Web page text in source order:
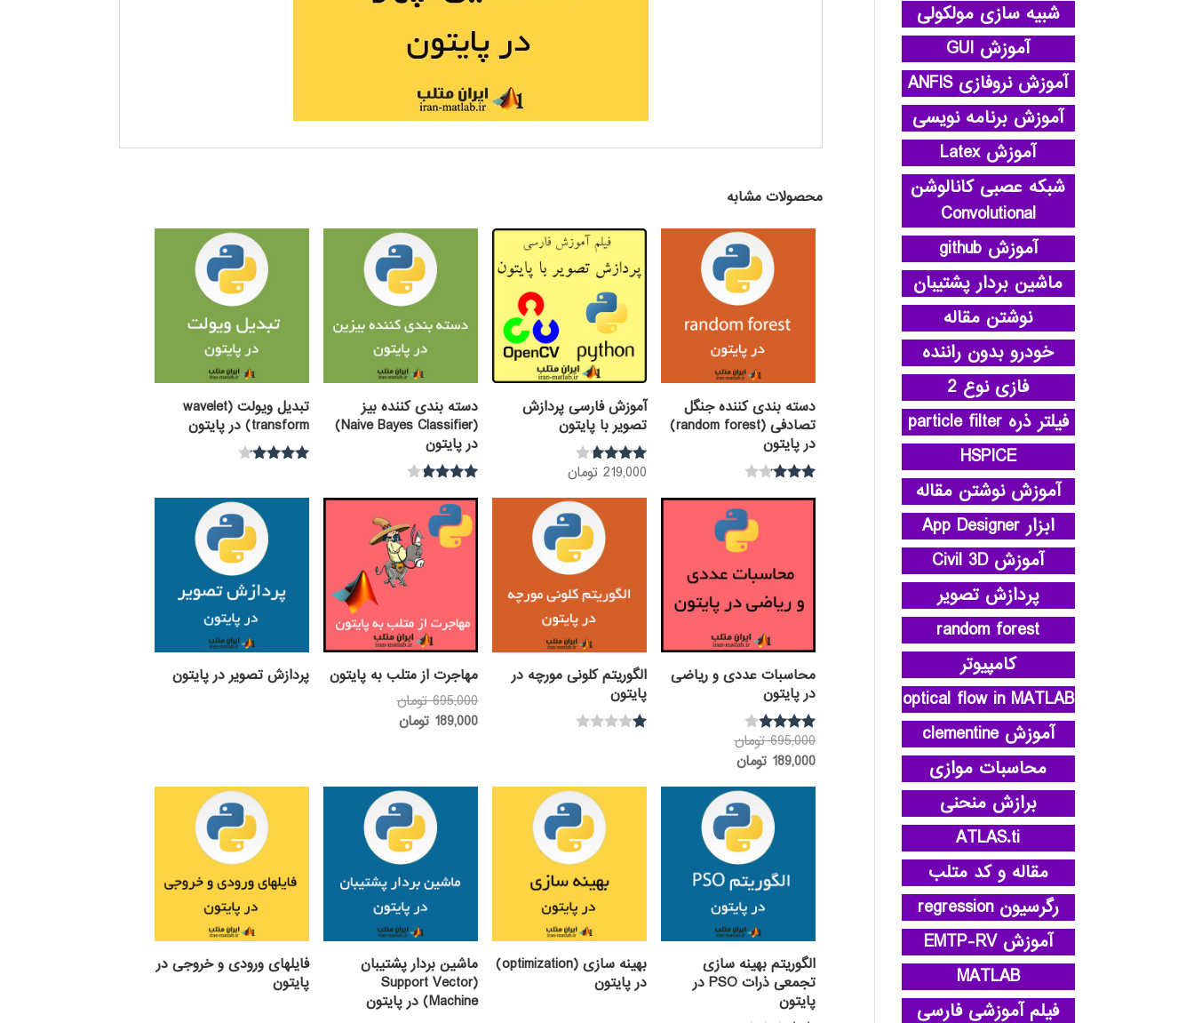
محصولات مشابه
دسته بندی کننده جنگل
تصادفی (random forest)
در پایتون
3.00
آموزش فارسی پردازش
تصویر با پایتون
نمره
از 5
219,000 تومان
دسته بندی کننده بیز
(Naive Bayes Classifier)
در پایتون
3.67
از 5
تبدیل ویولت (wavelet
transform) در پایتون
از 5
محاسبات عددی و ریاضی
در پایتون
نمره
3.80
از 5
695,000 تومانقیمت
695,000 تومان
بود.
189,000 تومانقیمت
فعلی:
189,000 تومان.
الگوریتم کلونی مورچه در
پایتون
مهاجرت از متلب به پایتون
695,000 تومانقیمت
189,000 تومانقیمت
پردازش تصویر در پایتون
الگوریتم بهینه سازی
تجمعی ذرات PSO در
پایتون
بهینه سازی (optimization)
در پایتون
ماشین بردار پشتیبان
(Support Vector
Machine) در پایتون
فایلهای ورودی و خروجی در
پایتون
شبیه سازی مولکولی
آموزش GUI
آموزش نروفازی ANFIS
آموزش برنامه نویسی
آموزش Latex
شبکه عصبی کانالوشن
Convolutional
آموزش github
ماشین بردار پشتیبان
نوشتن مقاله
خودرو بدون راننده
فازی نوع 2
فیلتر ذره particle filter
HSPICE
آموزش نوشتن مقاله
ابزار App Designer
آموزش Civil 3D
پردازش تصویر
random forest
کامپیوتر
optical flow in MATLAB
آموزش clementine
محاسبات موازی
برازش منحنی
ATLAS.ti
مقاله و کد متلب
رگرسیون regression
آموزش EMTP-RV
MATLAB
فیلم آموزشی فارسی